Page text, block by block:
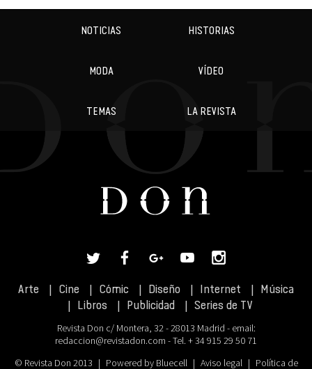
NOTICIAS HISTORIAS
MODA VÍDEO
TEMAS LA REVISTA
Arte Cine Cómic Diseño Internet
Música
Libros
Publicidad Series de TV
Revista Don c/ Montera, 32 - 28013 Madrid - email:
redaccion@revistadon.com - Tel. + 34 915 29 50 71
© Revista Don 2013 | Powered by Bluecell | Aviso legal | Política de